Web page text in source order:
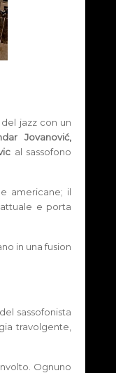
jazz con un
Jovanović,
al sassofono
americane; il
e porta
in una fusion
sassofonista
travolgente,
Ognuno